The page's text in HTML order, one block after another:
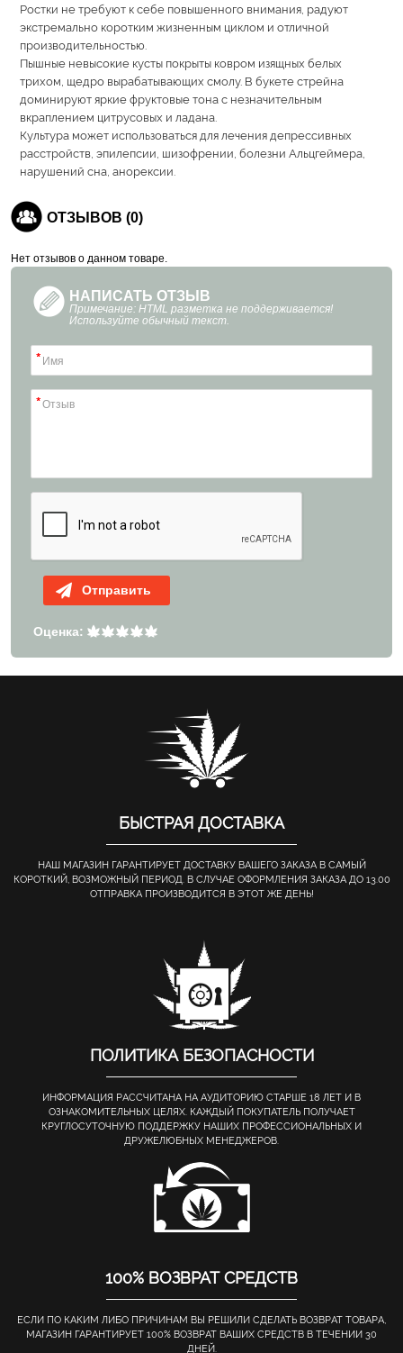
Ростки не требуют к себе повышенного внимания, радуют
экстремально коротким жизненным циклом и отличной
производительностью.
Пышные невысокие кусты покрыты ковром изящных белых
трихом, щедро вырабатывающих смолу. В букете стрейна
доминируют яркие фруктовые тона с незначительным
вкраплением цитрусовых и ладана.
Культура может использоваться для лечения депрессивных
расстройств, эпилепсии, шизофрении, болезни Альцгеймера,
нарушений сна, анорексии.
ОТЗЫВОВ (0)
Нет отзывов о данном товаре.
НАПИСАТЬ ОТЗЫВ
Примечание: HTML разметка не поддерживается!
Используйте обычный текст.
Отправить
Оценка:
БЫСТРАЯ ДОСТАВКА
НАШ МАГАЗИН ГАРАНТИРУЕТ ДОСТАВКУ ВАШЕГО ЗАКАЗА В САМЫЙ
КОРОТКИЙ, ВОЗМОЖНЫЙ ПЕРИОД. В СЛУЧАЕ ОФОРМЛЕНИЯ ЗАКАЗА ДО 13.00
ОТПРАВКА ПРОИЗВОДИТСЯ В ЭТОТ ЖЕ ДЕНЬ!
ПОЛИТИКА БЕЗОПАСНОСТИ
ИНФОРМАЦИЯ РАССЧИТАНА НА АУДИТОРИЮ СТАРШЕ 18 ЛЕТ И В
ОЗНАКОМИТЕЛЬНЫХ ЦЕЛЯХ. КАЖДЫЙ ПОКУПАТЕЛЬ ПОЛУЧАЕТ
КРУГЛОСУТОЧНУЮ ПОДДЕРЖКУ НАШИХ ПРОФЕССИОНАЛЬНЫХ И
ДРУЖЕЛЮБНЫХ МЕНЕДЖЕРОВ.
100% ВОЗВРАТ СРЕДСТВ
ЕСЛИ ПО КАКИМ ЛИБО ПРИЧИНАМ ВЫ РЕШИЛИ СДЕЛАТЬ ВОЗВРАТ ТОВАРА,
МАГАЗИН ГАРАНТИРУЕТ 100% ВОЗВРАТ ВАШИХ СРЕДСТВ В ТЕЧЕНИИ 30
ДНЕЙ.